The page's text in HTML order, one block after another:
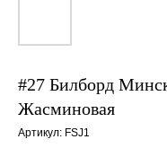
#27 Билборд
Жасминовая
Артикул: FSJ1